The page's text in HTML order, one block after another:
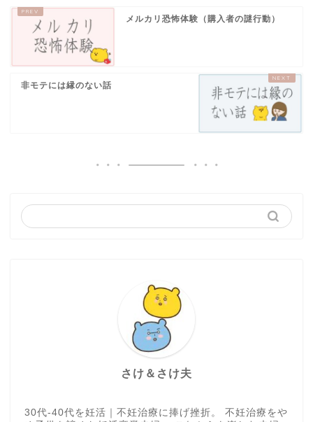
メルカリ恐怖体験（購入者の謎行動）
非モテには縁のない話
さけ＆さけ夫
30代-40代を妊活｜不妊治療に捧げ挫折。 不妊治療をや